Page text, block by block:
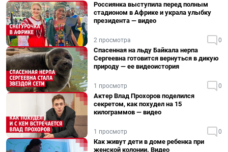
Россиянка выступила перед полным
стадионом в Африке и украла улыбку
президента — видео
2 просмотра 0
Спасенная на льду Байкала нерпа
Сергеевна готовится вернуться в дикую
природу — ее видеоистория
1 просмотр 0
Актер Влад Прохоров поделился
секретом, как похудел на 15
килограммов — видео
1 просмотр 0
Как живут дети в доме ребенка при
женской колонии. Видео